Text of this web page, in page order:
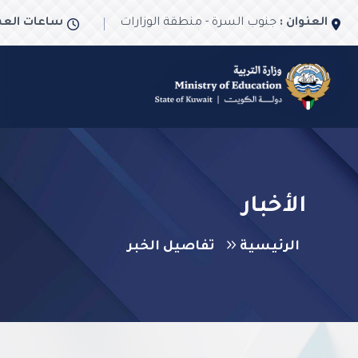
العنوان : جنوب السرة - منطقة الوزارات ساعات
الأخبار
الرئيسية تفاصيل الخبر